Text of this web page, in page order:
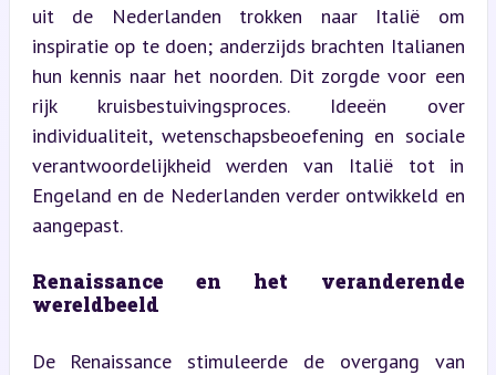
uit de Nederlanden trokken naar Italië om
inspiratie op te doen; anderzijds brachten Italianen
hun kennis naar het noorden. Dit zorgde voor een
rijk kruisbestuivingsproces. Ideeën over
individualiteit, wetenschapsbeoefening en sociale
verantwoordelijkheid werden van Italië tot in
Engeland en de Nederlanden verder ontwikkeld en
aangepast.
Renaissance en het veranderende
wereldbeeld
De Renaissance stimuleerde de overgang van